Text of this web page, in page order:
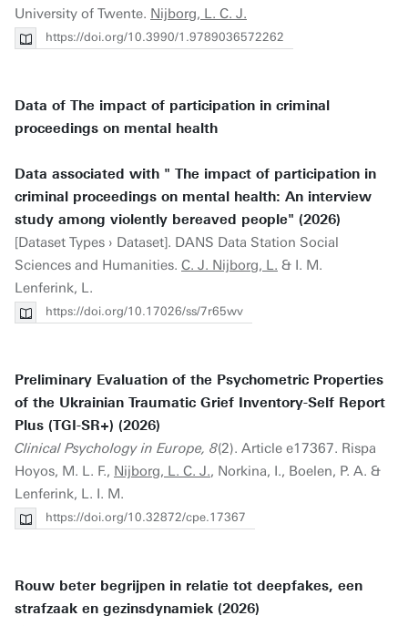
University of Twente. Nijborg, L. C. J.
https://doi.org/10.3990/1.9789036572262
Data of The impact of participation in criminal
proceedings on mental health
Data associated with " The impact of participation in
criminal proceedings on mental health: An interview
study among violently bereaved people" (2026)
[Dataset Types › Dataset]. DANS Data Station Social
Sciences and Humanities. C. J. Nijborg, L. & I. M.
Lenferink, L.
https://doi.org/10.17026/ss/7r65wv
Preliminary Evaluation of the Psychometric Properties
of the Ukrainian Traumatic Grief Inventory-Self Report
Plus (TGI-SR+) (2026)
Clinical Psychology in Europe, 8(2). Article e17367. Rispa
Hoyos, M. L. F., Nijborg, L. C. J., Norkina, I., Boelen, P. A. &
Lenferink, L. I. M.
https://doi.org/10.32872/cpe.17367
Rouw beter begrijpen in relatie tot deepfakes, een
strafzaak en gezinsdynamiek (2026)